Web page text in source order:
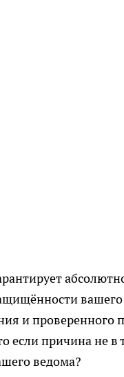
и проверенного
если причина не в
ведома?